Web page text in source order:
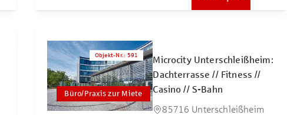
Büro/Praxis zur Miete
Objekt-Nr.: 591
Microcity Unterschleißheim:
Dachterrasse // Fitness //
Casino // S-Bahn
85716 Unterschleißheim